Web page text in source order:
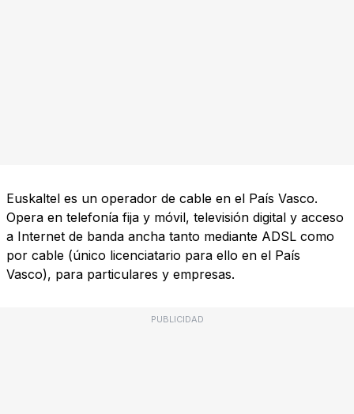
Euskaltel es un operador de cable en el País Vasco.
Opera en telefonía fija y móvil, televisión digital y acceso
a Internet de banda ancha tanto mediante ADSL como
por cable (único licenciatario para ello en el País
Vasco), para particulares y empresas.
PUBLICIDAD